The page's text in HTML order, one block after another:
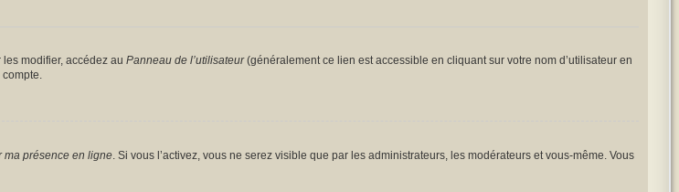
modifier, accédez au Panneau de l’utilisateur(généralement ce lien est accessible en cliquant sur votre nom d’utilisateur en
ma présence en ligne. Si vous l’activez, vous ne serez visible que par les administrateurs, les modérateurs et vous-même. Vous